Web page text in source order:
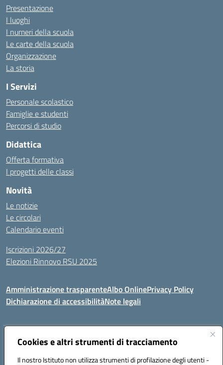
Cookies e altri strumenti di tracciamento
Il nostro Istituto non utilizza strumenti di profilazione degli utenti -
Presentazione
I luoghi
I numeri della scuola
Le carte della scuola
Organizzazione
La storia
I Servizi
Personale scolastico
Famiglie e studenti
Percorsi di studio
Didattica
Offerta formativa
I progetti delle classi
Novità
Le notizie
Le circolari
Calendario eventi
Iscrizioni 2026/27
Elezioni Rinnovo RSU 2025
Amministrazione trasparenteAlbo OnlinePrivacy Policy
Dichiarazione di accessibilitàNote legali
Indirizzo:Via Cadore 1, 60124 Ancona
Posta elettronica certificata (PEC):anic81100g@pec.istruzione.it